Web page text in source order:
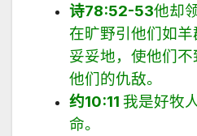
诗78:52-53他却
在旷野引他们如羊
妥妥地，使他们
他们的仇敌。
约10:11 我是好牧
命。